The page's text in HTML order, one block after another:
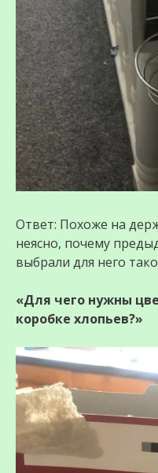
Ответ: Похоже на
неясно, почему
выбрали для него
«Для чего нужны
коробке хлопьев?»